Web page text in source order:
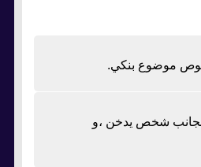
موضوع بنكي.
شخص يدخن ،و